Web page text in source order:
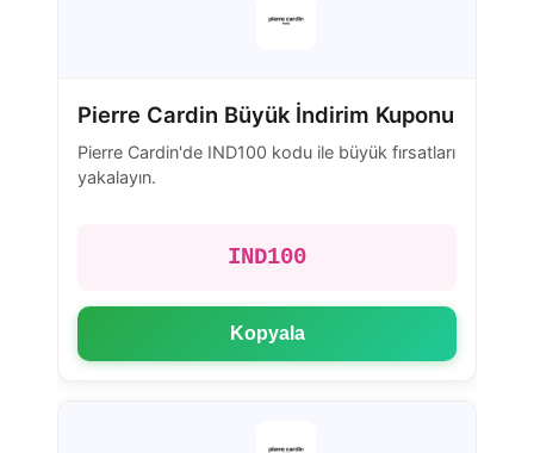
Pierre Cardin Büyük İndirim Kuponu
Pierre Cardin'de IND100 kodu ile büyük fırsatları
yakalayın.
IND100
Kopyala